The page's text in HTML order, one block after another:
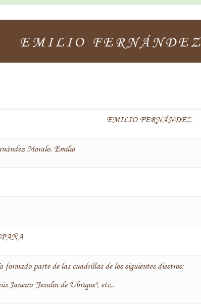
EMILIO FERNÁNDEZ
EMILIO FERNÁNDEZ
Moralo, Emilio
formado parte de las cuadrillas de los siguientes diestros:
Janeiro "Jesulin de Ubrique", etc,.